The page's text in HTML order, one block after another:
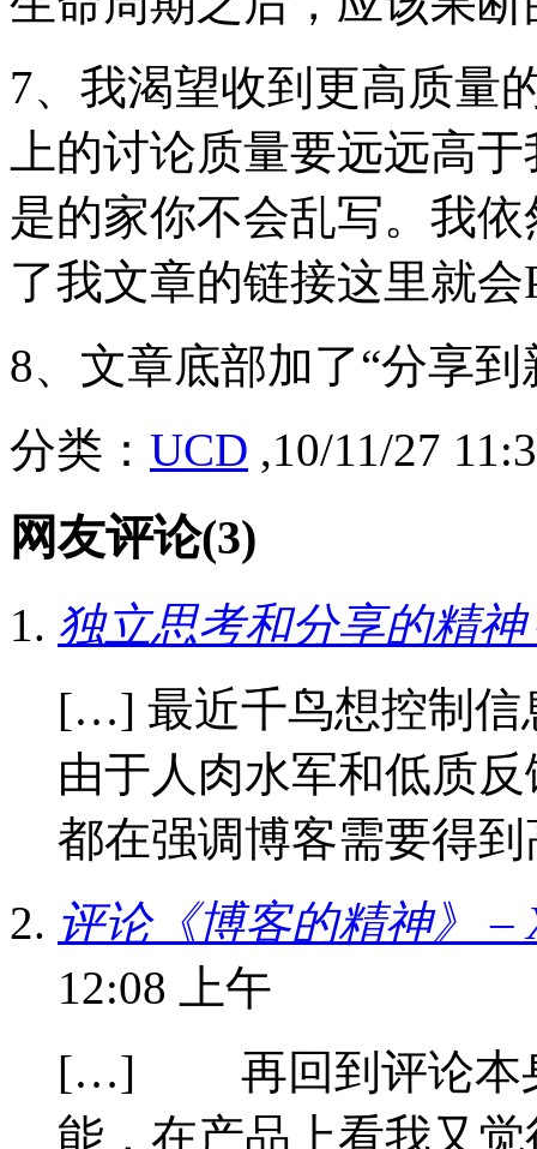
7、我渴望收到更高质量
上的讨论质量要远远高
是的家你不会乱写。我
了我文章的链接这里就会
8、文章底部加了“分享到
分类： UCD ,10/11/27
网友评论(3)
独立思考和分享的精神
[…] 最近千鸟想控制信
由于人肉水军和低质
都在强调博客需要得
评论《博客的精神》 –
12:08 上午
[…] 再回到评论本身
能，在产品上看我又